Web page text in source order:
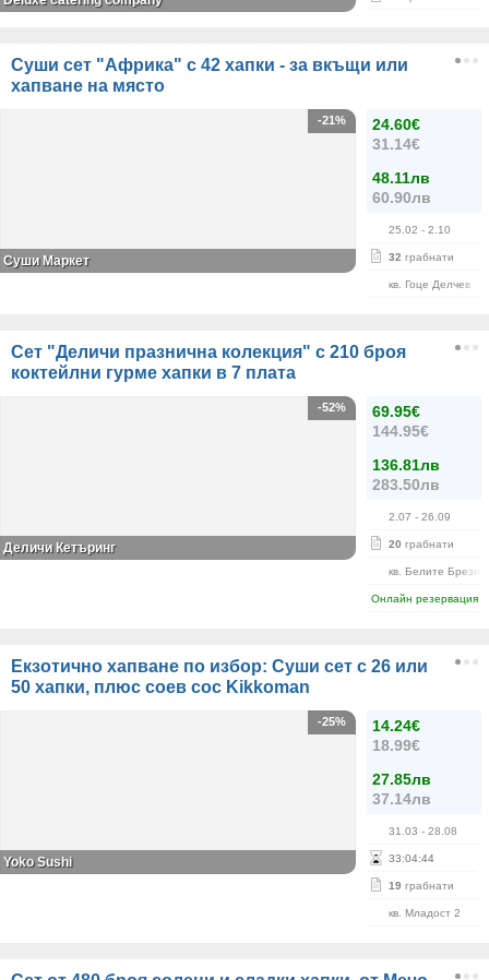
Суши сет "Африка" с 42 хапки - за вкъщи или
хапване на място
24.60€
31.14€
48.11лв
60.90лв
25.02 - 2.10
32 грабнати
кв. Гоце Делчев
-21%
Суши Маркет
Сет "Деличи празнична колекция" с 210 броя
коктейлни гурме хапки в 7 плата
69.95€
144.95€
136.81лв
283.50лв
2.07 - 26.09
20 грабнати
кв. Белите Брези
Онлайн резервация
-52%
Деличи Кетъринг
Екзотично хапване по избор: Суши сет с 26 или
50 хапки, плюс соев сос Kikkoman
14.24€
18.99€
27.85лв
37.14лв
31.03 - 28.08
33:04:44
19 грабнати
кв. Младост 2
-25%
Yoko Sushi